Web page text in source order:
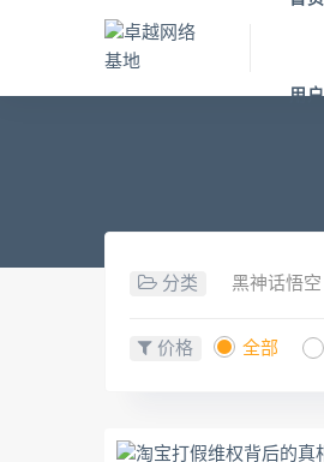
用
分类 黑神话悟空
价格 全部